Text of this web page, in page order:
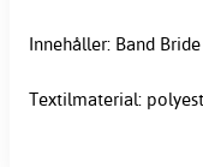
Innehåller: Band
Textilmaterial: